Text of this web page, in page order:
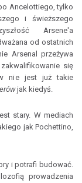
Ancelottiego, tylko
i świeższego
Arsene'a
od ostatnich
Arsenal przeżywa
się
nie jest już takie
jak kiedyś.
stary. W mediach
jak Pochettino,
i potrafi budować.
prowadzenia